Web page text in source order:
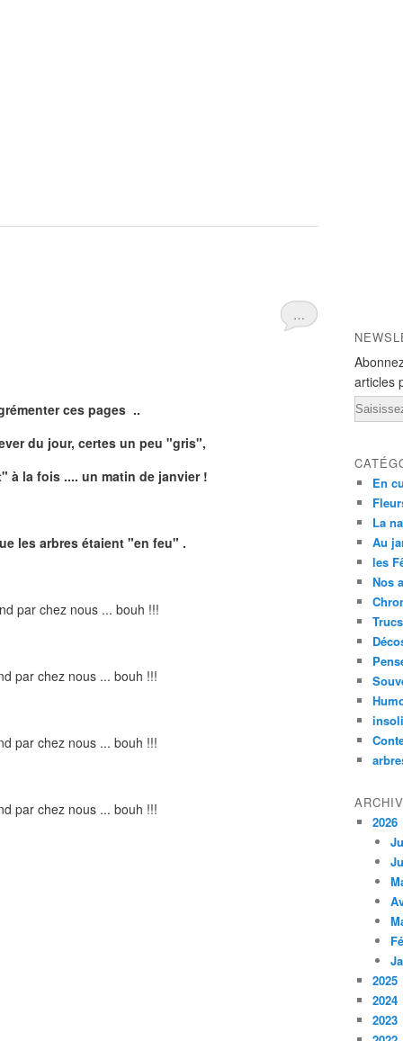
…
ces pages ..
du jour, certes un peu "gris",
à la fois .... un matin de janvier !
les arbres étaient "en feu" .
articles
Email
En
La
Au
les
Nos
2026
2025
2024
2023